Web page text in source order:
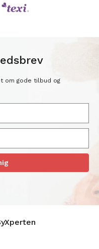
om gode tilbud og